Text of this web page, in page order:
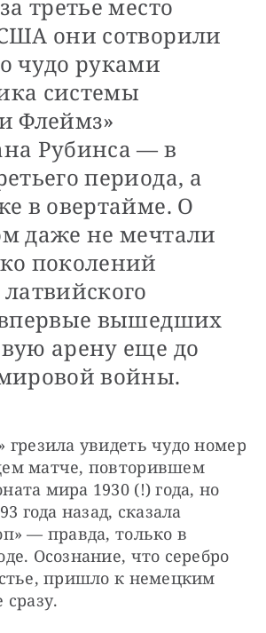
третье место
они сотворили
чудо руками
системы
Флеймз»
Рубинса — в
периода, а
в овертайме. О
даже не мечтали
поколений
вышедших
арену еще до
войны.
грезила увидеть чудо номер
матче, повторившем
мира 1930 (!) года, но
года назад, сказала
— правда, только в
Осознание, что серебро
пришло к немецким
сразу.